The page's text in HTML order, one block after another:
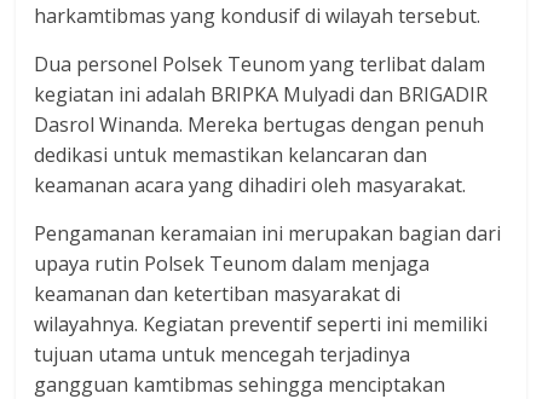
harkamtibmas yang kondusif di wilayah tersebut.
Dua personel Polsek Teunom yang terlibat dalam
kegiatan ini adalah BRIPKA Mulyadi dan BRIGADIR
Dasrol Winanda. Mereka bertugas dengan penuh
dedikasi untuk memastikan kelancaran dan
keamanan acara yang dihadiri oleh masyarakat.
Pengamanan keramaian ini merupakan bagian dari
upaya rutin Polsek Teunom dalam menjaga
keamanan dan ketertiban masyarakat di
wilayahnya. Kegiatan preventif seperti ini memiliki
tujuan utama untuk mencegah terjadinya
gangguan kamtibmas sehingga menciptakan